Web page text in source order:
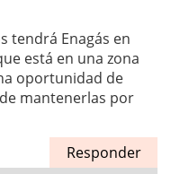
tendrá Enagás en
está en una zona
oportunidad de
mantenerlas por
Responder